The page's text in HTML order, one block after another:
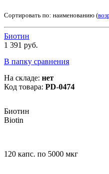
Сортировать по: наименованию (
Биотин
1 391 руб.
В папку сравнения
На складе: нет
Код товара: PD-0474
Биотин
Вiotin
120 капс. по 5000 мкг